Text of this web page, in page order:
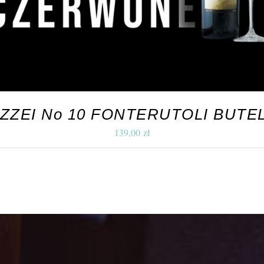
No 10 FONTERUTOLI
139,00 zł